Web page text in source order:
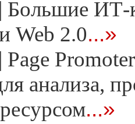
| Большие ИТ-
Web 2.0...»
| Page
анализа,
...»